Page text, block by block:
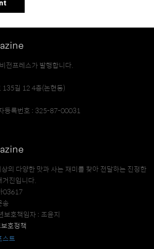
전프레스가 발행합니다.
135길 12 4층(논현동)
등록번호 : 325-87-00031
의 다양한 맛과 사는 재미를 찾아 전달하는 진정한
거진입니다.
03617
송
보호책임자 : 조윤지
호정책
스트